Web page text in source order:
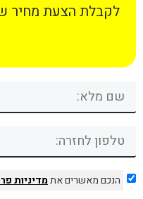
לקבלת הצעת מחיר
הנכם מאשרים אתמדיניות